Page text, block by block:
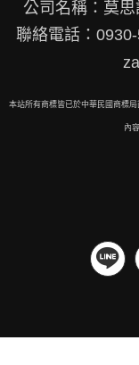
公司名稱：莫
聯絡電話：
本站所有商標皆已於中華民國商標
內